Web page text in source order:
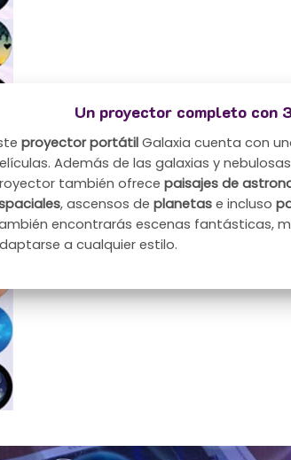
Un proyector completo con
proyector portátilGalaxia cuenta con
Además de las galaxias y
también ofrece paisajes de
, ascensos de planetase incluso
encontrarás escenas fantásticas,
a cualquier estilo.